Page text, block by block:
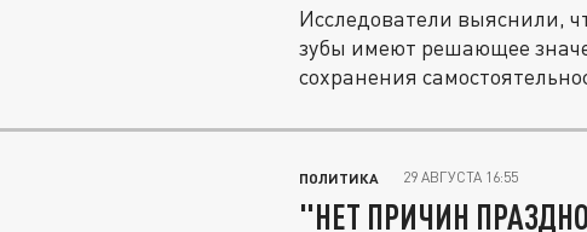
Исследователи выяснили,
зубы имеют решающее
сохранения
ПОЛИТИКА 29 АВГУСТА 16:55
"НЕТ ПРИЧИН